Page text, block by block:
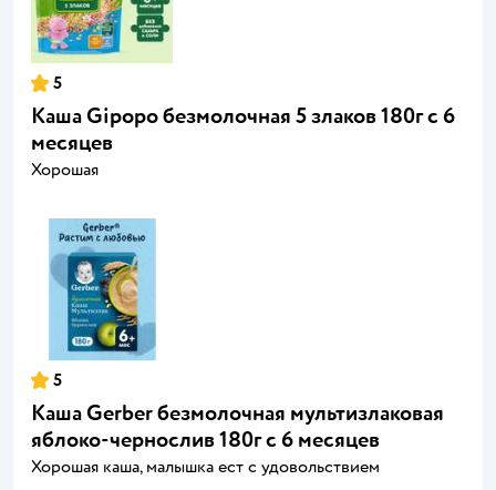
5
Каша Gipopo безмолочная 5 злаков 180г с 6
месяцев
Хорошая
5
Каша Gerber безмолочная мультизлаковая
яблоко-чернослив 180г с 6 месяцев
Хорошая каша, малышка ест с удовольствием